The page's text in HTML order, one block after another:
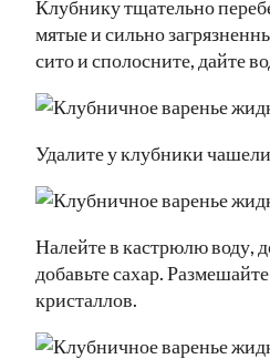
Клубнику тщательно
мятые и сильно
сито и сполосните, дайте
Удалите у клубники
Налейте в кастрюлю воду,
добавьте сахар.
кристаллов.